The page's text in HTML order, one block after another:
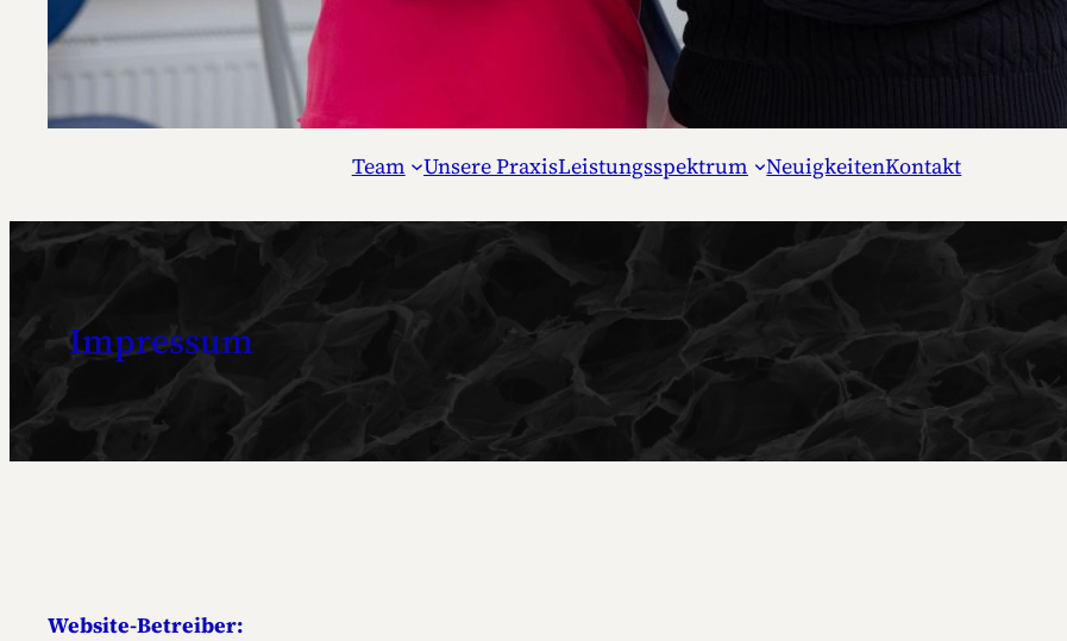
Team Unsere PraxisLeistungsspektrum NeuigkeitenKontakt
Impressum
Website-Betreiber: